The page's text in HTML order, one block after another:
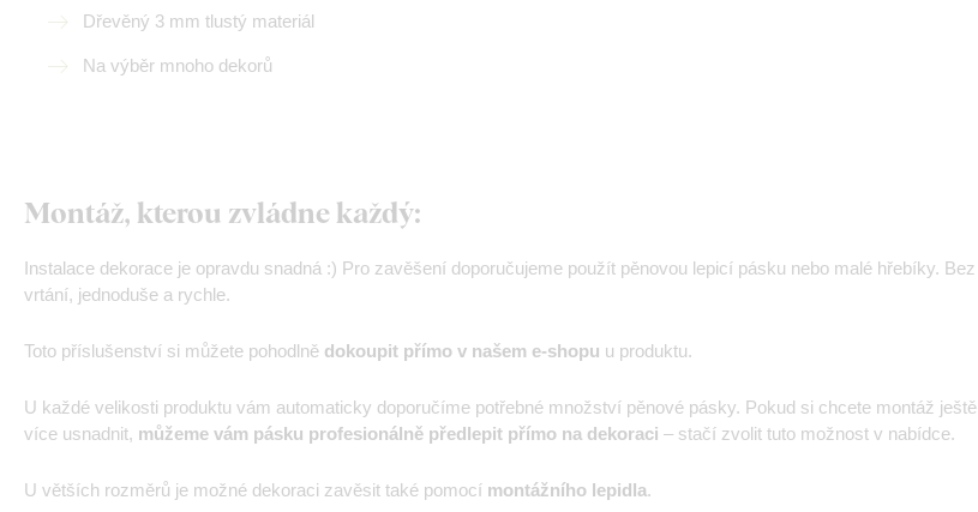
Dřevěný 3 mm tlustý materiál
Na výběr mnoho dekorů
Montáž, kterou zvládne každý:
Instalace dekorace je opravdu snadná :) Pro zavěšení doporučujeme použít pěnovou lepicí pásku nebo malé hřebíky. Bez
vrtání, jednoduše a rychle.
Toto příslušenství si můžete pohodlně dokoupit přímo v našem e-shopu u produktu.
U každé velikosti produktu vám automaticky doporučíme potřebné množství pěnové pásky. Pokud si chcete montáž ještě
více usnadnit, můžeme vám pásku profesionálně předlepit přímo na dekoraci – stačí zvolit tuto možnost v nabídce.
U větších rozměrů je možné dekoraci zavěsit také pomocí montážního lepidla.